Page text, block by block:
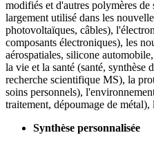
modifiés et d'autres polymères
largement utilisé dans les
photovoltaïques, câbles),
composants électroniques), les
aérospatiales, silicone
la vie et la santé (santé, synthèse
recherche scientifique MS), la
soins personnels),
traitement, dépoumage de métal),
Synthèse personnalisée